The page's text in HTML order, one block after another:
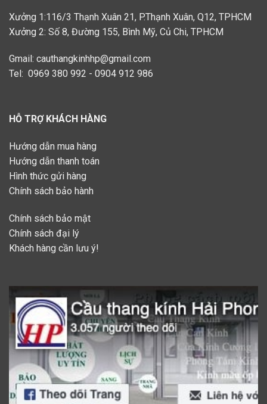
Xưởng 1:116/3 Thạnh Xuân 21, P.Thạnh Xuân, Q12, TPHCM
Xưởng 2: Số 8, Đường 155, Bình Mỹ, Củ Chi, TPHCM
Gmail: cauthangkinhhp@gmail.com
Tel: 0969 380 992 - 0904 912 986
HỖ TRỢ KHÁCH HÀNG
Hướng dẫn mua hàng
Hướng dẫn thanh toán
Hình thức gửi hàng
Chính sách bảo hành
Chính sách bảo mật
Chính sách đại lý
Khách hàng cần lưu ý!